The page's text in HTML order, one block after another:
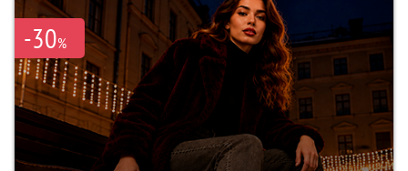
-30%